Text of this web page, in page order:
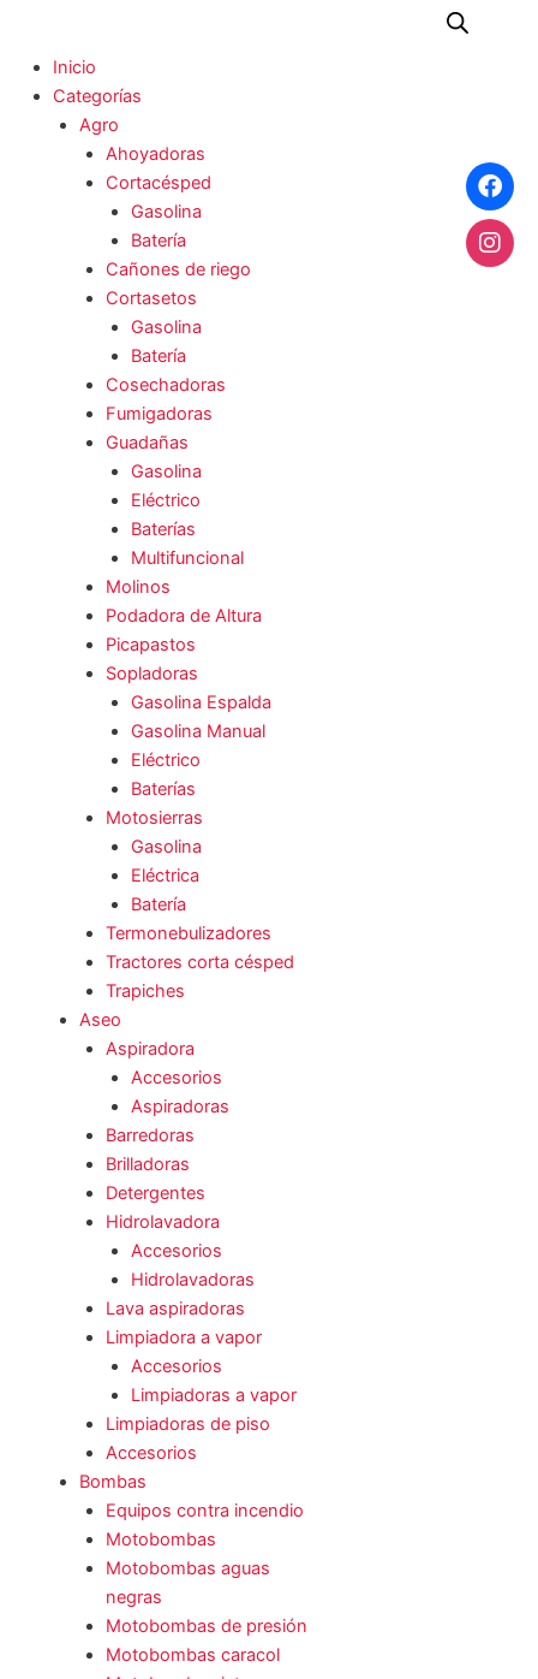
contenido
Inicio
Categorías
Agro
Ahoyadoras
Cortacésped
Gasolina
Batería
Cañones de riego
Cortasetos
Gasolina
Batería
Cosechadoras
Fumigadoras
Guadañas
Gasolina
Eléctrico
Baterías
Multifuncional
Molinos
Podadora de Altura
Picapastos
Sopladoras
Gasolina Espalda
Gasolina Manual
Eléctrico
Baterías
Motosierras
Gasolina
Eléctrica
Batería
Termonebulizadores
Tractores corta césped
Trapiches
Aseo
Aspiradora
Accesorios
Aspiradoras
Barredoras
Brilladoras
Detergentes
Hidrolavadora
Accesorios
Hidrolavadoras
Lava aspiradoras
Limpiadora a vapor
Accesorios
Limpiadoras a vapor
Limpiadoras de piso
Accesorios
Bombas
Equipos contra incendio
Motobombas
Motobombas aguas
negras
Motobombas de presión
Motobombas caracol